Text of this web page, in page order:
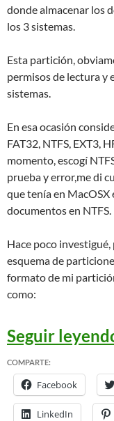
donde almacenar los
los 3 sistemas.
Esta partición,
permisos de lectura y
sistemas.
En esa ocasión
FAT32, NTFS, EXT3,
momento, escogí
prueba y error,me di
que tenía en
documentos en NTFS.
Hace poco
esquema de
formato de mi
como:
Seguir
COMPARTE:
Facebook
LinkedIn